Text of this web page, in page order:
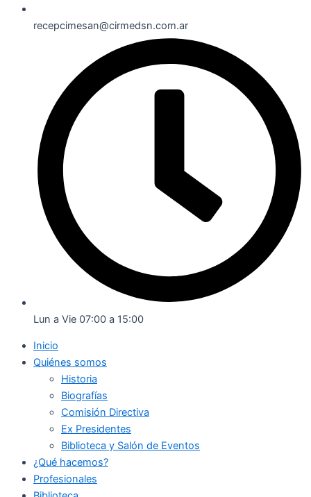
recepcimesan@cirmedsn.com.ar
Lun a Vie 07:00 a 15:00
Inicio
Quiénes somos
Historia
Biografías
Comisión Directiva
Ex Presidentes
Biblioteca y Salón de Eventos
¿Qué hacemos?
Profesionales